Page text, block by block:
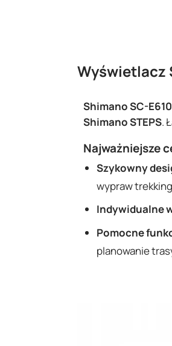
Wyświetlacz
Shimano SC-
Shimano STEPS.
Najważniejsze
Szykowny
wypraw
Indywidualne
Pomocne
planowanie